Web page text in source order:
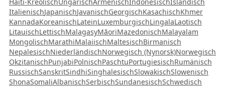
ItalienischJapanischJavanischGeorgischKasachischKhmer
KannadaKoreanischLateinLuxemburgischLingalaLaotisch
LitauischLettischMalagasyMāoriMazedonischMalayalam
MongolischMarathiMalaiischMaltesischBirmanisch
NepalesischNiederländischNorwegisch (Nynorsk)Norwegisch
OkzitanischPunjabiPolnischPaschtuPortugiesischRumänisch
RussischSanskritSindhiSinghalesischSlowakischSlowenisch
ShonaSomaliAlbanischSerbischSundanesischSchwedisch